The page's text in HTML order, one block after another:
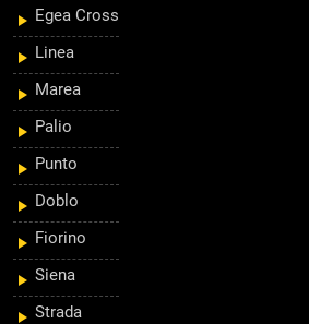
Egea Cross
Linea
Marea
Palio
Punto
Doblo
Fiorino
Siena
Strada